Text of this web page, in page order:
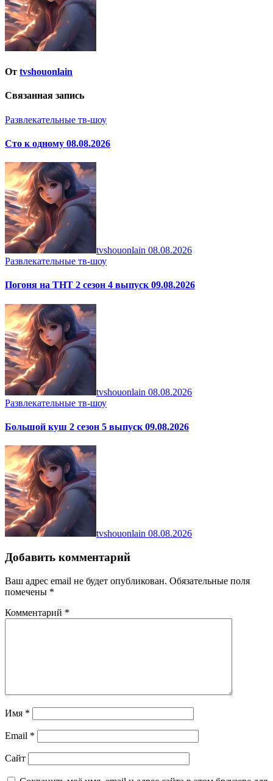
От tvshouonlain
Связанная запись
Развлекательные тв-шоу
Сто к одному 08.08.2026
tvshouonlain 08.08.2026
Развлекательные тв-шоу
Погоня на ТНТ 2 сезон 4 выпуск 09.08.2026
tvshouonlain 08.08.2026
Развлекательные тв-шоу
Большой куш 2 сезон 5 выпуск 09.08.2026
tvshouonlain 08.08.2026
Добавить комментарий
Ваш адрес email не будет опубликован. Обязательные поля
помечены *
Комментарий *
Имя *
Email *
Сайт